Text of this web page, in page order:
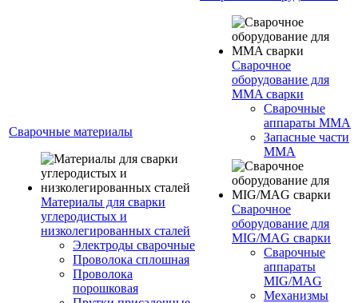
Сварочные материалы
Материалы для сварки
углеродистых и
низколегированных сталей
Электроды сварочные
Проволока сплошная
Проволока
порошковая
Сварочное
оборудование для
MMA сварки
Сварочные
аппараты MMA
Запасные части
MMA
Сварочное
оборудование для
MIG/MAG сварки
Сварочные
аппараты
MIG/MAG
Механизмы